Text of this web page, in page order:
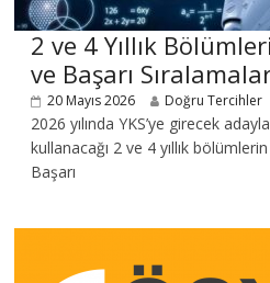
2 ve 4 Yıllık
ve Başarı
20 Mayıs 2026 Doğru Tercihler
2026 yılında YKS’ye girecek
kullanacağı 2 ve 4 yıllık
Başarı